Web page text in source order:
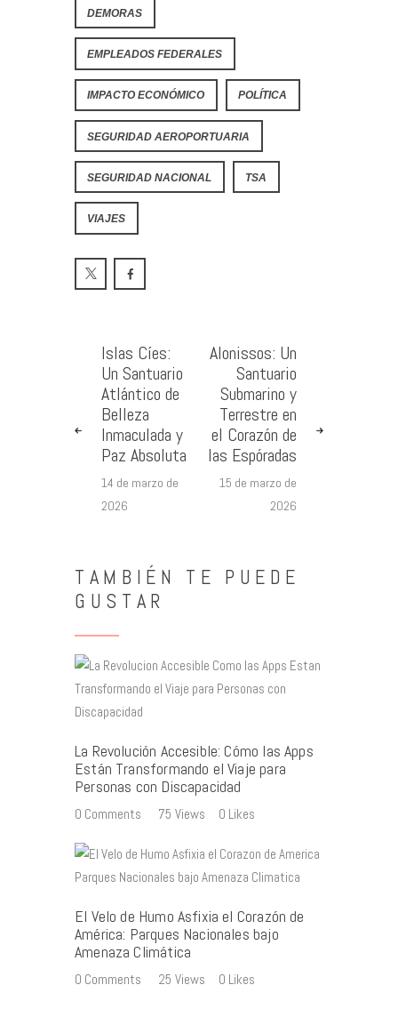
DEMORAS
EMPLEADOS FEDERALES
IMPACTO ECONÓMICO POLÍTICA
SEGURIDAD AEROPORTUARIA
SEGURIDAD NACIONAL TSA
VIAJES
Islas Cíes:
Un Santuario
Atlántico de
Belleza
Inmaculada y
Paz Absoluta
14 de marzo de
2026
Alonissos: Un
Santuario
Submarino y
Terrestre en
el Corazón de
las Espóradas
15 de marzo de
2026
TAMBIÉN TE PUEDE
GUSTAR
La Revolución Accesible: Cómo las Apps
Están Transformando el Viaje para
Personas con Discapacidad
0 Comments 75 Views 0 Likes
El Velo de Humo Asfixia el Corazón de
América: Parques Nacionales bajo
Amenaza Climática
0 Comments 25 Views 0 Likes